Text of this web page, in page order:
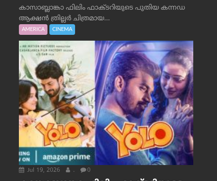
കാസാബ്ലാങ്കാ ഫിലിം ഫാക്ടറിയുടെ പുതിയ കന്നഡ
ആക്ഷൻ ത്രില്ലർ ചിത്രമായ...
AMERICA CINEMA
Jul 19, 2026 . 0